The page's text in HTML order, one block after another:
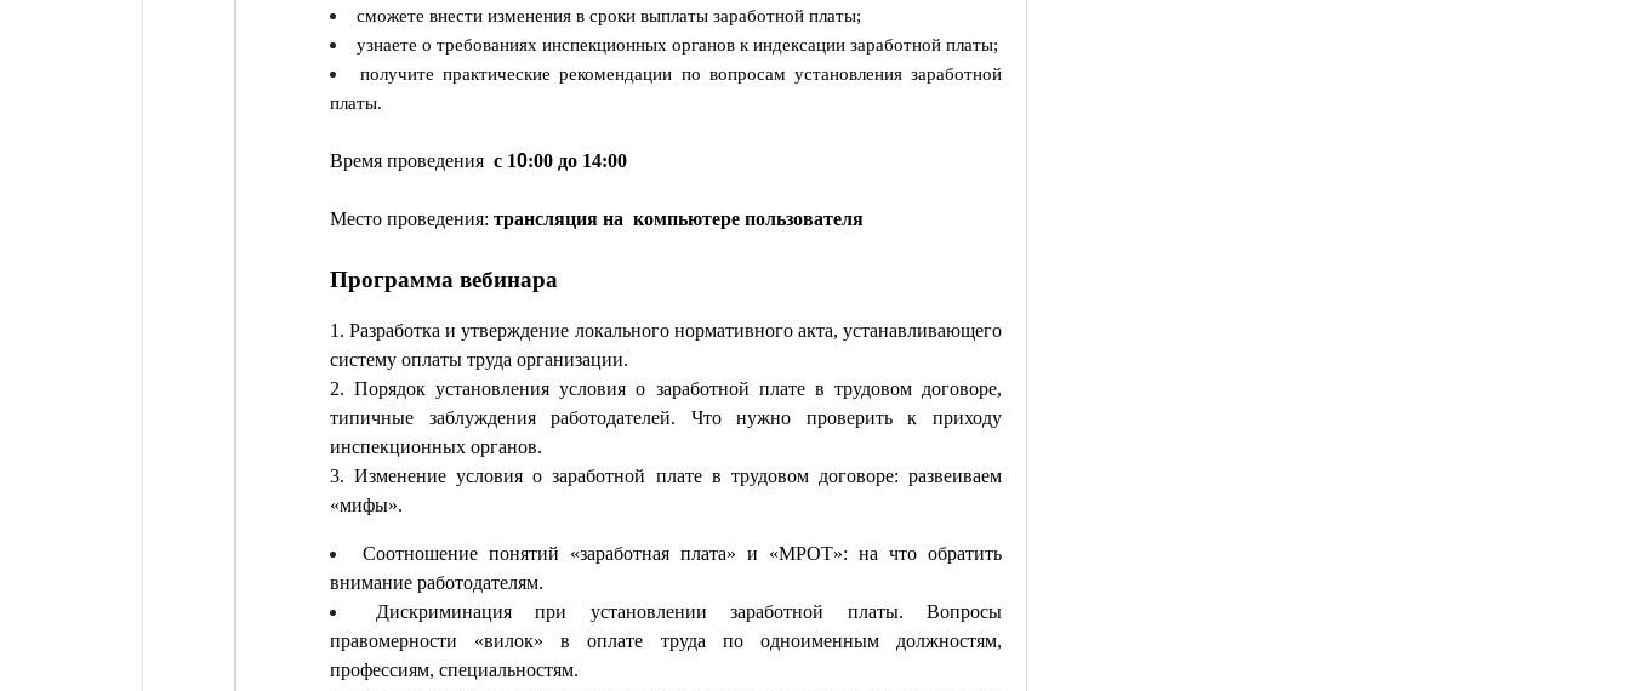
сможете внести изменения в сроки выплаты заработной платы;
узнаете о требованиях инспекционных органов к индексации заработной платы;
получите практические рекомендации по вопросам установления заработной
платы.
Время проведения с 10:00 до 14:00
Место проведения: трансляция на компьютере пользователя
Программа вебинара
1. Разработка и утверждение локального нормативного акта, устанавливающего
систему оплаты труда организации.
2. Порядок установления условия о заработной плате в трудовом договоре,
типичные заблуждения работодателей. Что нужно проверить к приходу
инспекционных органов.
3. Изменение условия о заработной плате в трудовом договоре: развеиваем
«мифы».
Соотношение понятий «заработная плата» и «МРОТ»: на что обратить
внимание работодателям.
Дискриминация при установлении заработной платы. Вопросы
правомерности «вилок» в оплате труда по одноименным должностям,
профессиям, специальностям.